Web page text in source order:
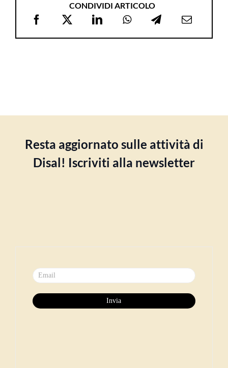
CONDIVIDI ARTICOLO
Resta aggiornato sulle attività di
Disal! Iscriviti alla newsletter